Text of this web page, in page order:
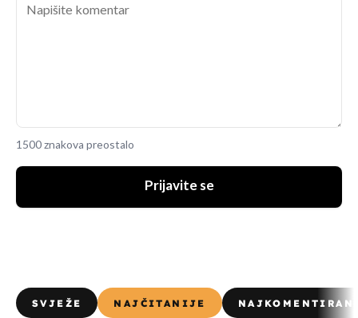
1500 znakova preostalo
Prijavite se
SVJEŽE NAJČITANIJE